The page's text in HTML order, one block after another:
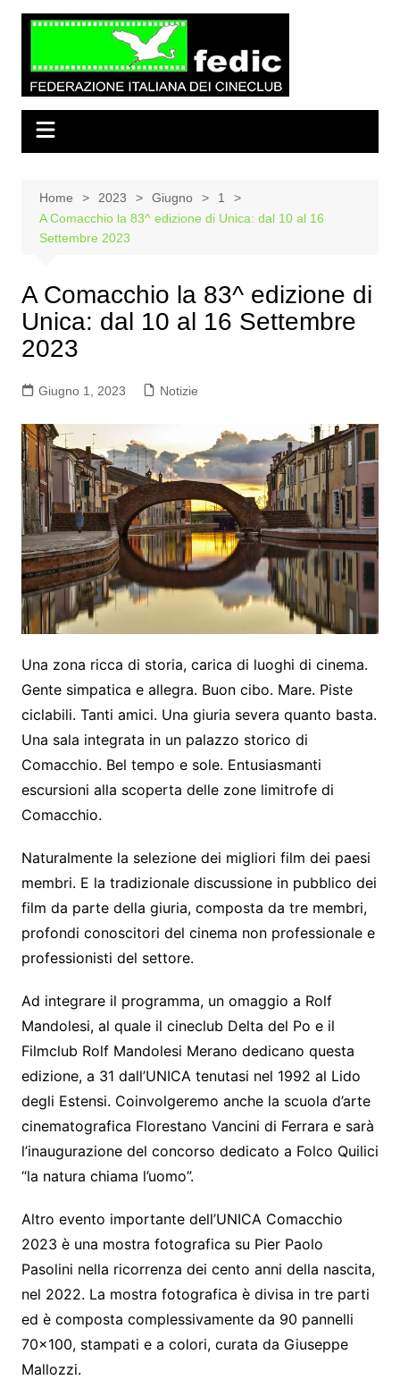
Salta
Home 2023 Giugno
1
A Comacchio la 83^ edizione di Unica: dal 10 al 16
Settembre 2023
A Comacchio la 83^ edizione di
Unica: dal 10 al 16 Settembre
2023
Giugno 1, 2023 Notizie
Una zona ricca di storia, carica di luoghi di cinema.
Gente simpatica e allegra. Buon cibo. Mare. Piste
ciclabili. Tanti amici. Una giuria severa quanto basta.
Una sala integrata in un palazzo storico di
Comacchio. Bel tempo e sole. Entusiasmanti
escursioni alla scoperta delle zone limitrofe di
Comacchio.
Naturalmente la selezione dei migliori film dei paesi
membri. E la tradizionale discussione in pubblico dei
film da parte della giuria, composta da tre membri,
profondi conoscitori del cinema non professionale e
professionisti del settore.
Ad integrare il programma, un omaggio a Rolf
Mandolesi, al quale il cineclub Delta del Po e il
Filmclub Rolf Mandolesi Merano dedicano questa
edizione, a 31 dall’UNICA tenutasi nel 1992 al Lido
degli Estensi. Coinvolgeremo anche la scuola d’arte
cinematografica Florestano Vancini di Ferrara e sarà
l’inaugurazione del concorso dedicato a Folco Quilici
“la natura chiama l’uomo”.
Altro evento importante dell’UNICA Comacchio
2023 è una mostra fotografica su Pier Paolo
Pasolini nella ricorrenza dei cento anni della nascita,
nel 2022. La mostra fotografica è divisa in tre parti
ed è composta complessivamente da 90 pannelli
70×100, stampati e a colori, curata da Giuseppe
Mallozzi.